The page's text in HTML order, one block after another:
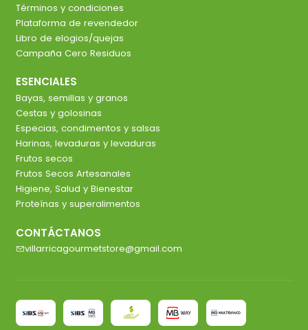
Términos y condiciones
Plataforma de revendedor
Libro de elogios/quejas
Campaña Cero Residuos
ESENCIALES
Bayas, semillas y granos
Cestas y golosinas
Especias, condimentos y salsas
Harinas, levaduras y levaduras
Frutos secos
Frutos Secos Artesanales
Higiene, Salud y Bienestar
Proteínas y superalimentos
CONTÁCTANOS
villarricagourmetstore@gmail.com